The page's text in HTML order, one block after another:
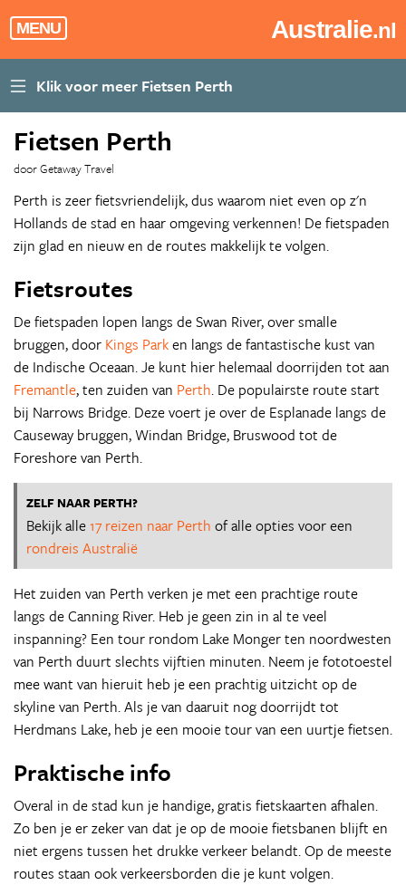
MENU Australie.nl
Fietsen Perth
door Getaway Travel
Perth is zeer fietsvriendelijk, dus waarom niet even op z'n
Hollands de stad en haar omgeving verkennen! De fietspaden
zijn glad en nieuw en de routes makkelijk te volgen.
Fietsroutes
De fietspaden lopen langs de Swan River, over smalle
bruggen, door Kings Parken langs de fantastische kust van
de Indische Oceaan. Je kunt hier helemaal doorrijden tot aan
Fremantle, ten zuiden van Perth. De populairste route start
bij Narrows Bridge. Deze voert je over de Esplanade langs de
Causeway bruggen, Windan Bridge, Bruswood tot de
Foreshore van Perth.
ZELF NAAR PERTH?
Bekijk alle17 reizen naar Perth of alle opties voor een
rondreis Australië
Het zuiden van Perth verken je met een prachtige route
langs de Canning River. Heb je geen zin in al te veel
inspanning? Een tour rondom Lake Monger ten noordwesten
van Perth duurt slechts vijftien minuten. Neem je fototoestel
mee want van hieruit heb je een prachtig uitzicht op de
skyline van Perth. Als je van daaruit nog doorrijdt tot
Herdmans Lake, heb je een mooie tour van een uurtje fietsen.
Praktische info
Overal in de stad kun je handige, gratis fietskaarten afhalen.
Zo ben je er zeker van dat je op de mooie fietsbanen blijft en
niet ergens tussen het drukke verkeer belandt. Op de meeste
routes staan ook verkeersborden die je kunt volgen.